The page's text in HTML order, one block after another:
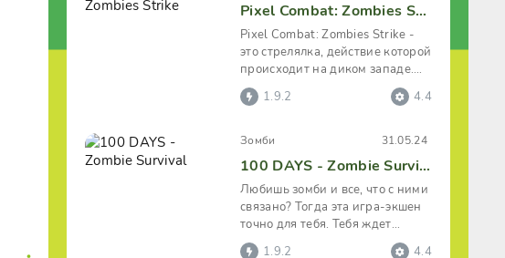
Pixel Combat: Zombies Strike
Pixel Combat: Zombies Strike -
это стрелялка, действие которой
происходит на диком западе.
Все действующие персонажи
1.9.2 4.4
Зомби 31.05.24
100 DAYS - Zombie Survival
Любишь зомби и все, что с ними
связано? Тогда эта игра-экшен
точно для тебя. Тебя ждет
невероятный игровой процесс,
1.9.2 4.4